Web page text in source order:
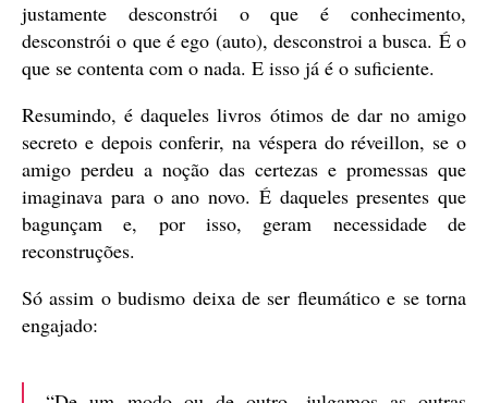
justamente desconstrói o que é conhecimento,
desconstrói o que é ego (auto), desconstroi a busca. É o
que se contenta com o nada. E isso já é o suficiente.
Resumindo, é daqueles livros ótimos de dar no amigo
secreto e depois conferir, na véspera do réveillon, se o
amigo perdeu a noção das certezas e promessas que
imaginava para o ano novo. É daqueles presentes que
bagunçam e, por isso, geram necessidade de
reconstruções.
Só assim o budismo deixa de ser fleumático e se torna
engajado: